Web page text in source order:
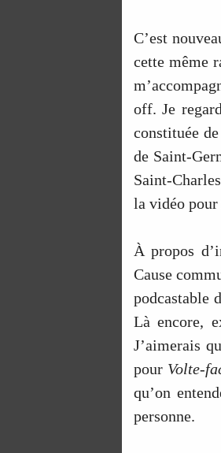
C’est
cette même
off. Je
constituée
de Saint-
Saint-
la vidéo
À propos
Cause
podcastable
Là encore,
J’aimerais
pour Volte-
qu’on
personne.